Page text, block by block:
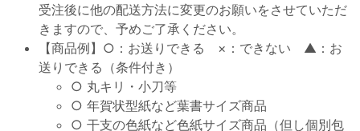
受注後に他の配送方法に変更のお願いをさせていただ
きますので、予めご了承ください。
【商品例】○：お送りできる ×：できない ▲：お
送りできる（条件付き）
○ 丸キリ・小刀等
○ 年賀状型紙など葉書サイズ商品
○ 干支の色紙など色紙サイズ商品（但し個別包